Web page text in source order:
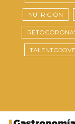
NUTRICIÓN